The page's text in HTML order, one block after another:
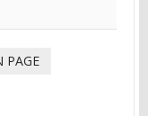
PAGE